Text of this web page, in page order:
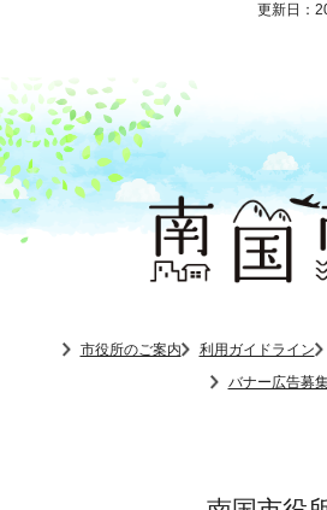
更新日：
市役所のご案内 利用ガイドライン
バナー広告募